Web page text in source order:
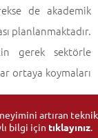
de akademik
planlanmaktadır.
gerek sektörle
ortaya koymaları
artıran teknik
bilgi için tıklayınız.